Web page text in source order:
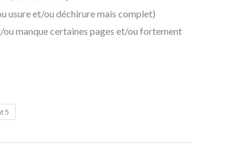
usure et/ou déchirure mais complet)
manque certaines pages et/ou fortement
5